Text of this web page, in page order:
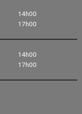
14h00
17h00
14h00
17h00